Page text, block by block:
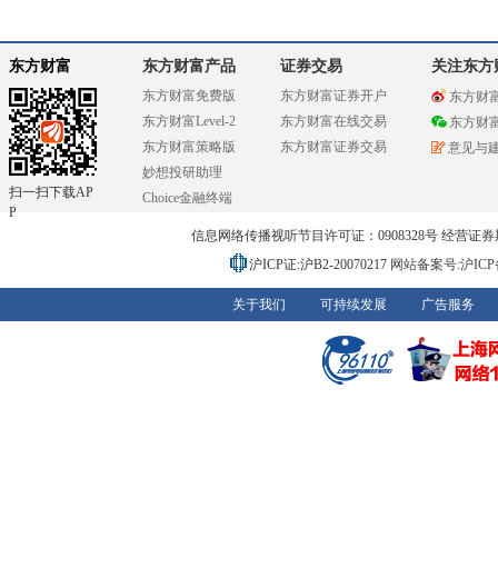
东方财富
扫一扫下载AP
P
东方财富产品
东方财富免费版
东方财富Level-2
东方财富策略版
妙想投研助理
Choice金融终端
证券交易
东方财富证券开户
东方财富在线交易
东方财富证券交易
关注东方
东方财
东方财
意见与
信息网络传播视听节目许可证：0908328号 经营证
沪ICP证:沪B2-20070217 网站备案号:沪
关于我们 可持续发展 广告服务